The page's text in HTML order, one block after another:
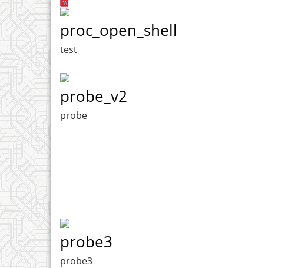
proc_open_shell
test
probe_v2
probe
probe3
probe3